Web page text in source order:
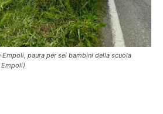
paura per sei bambini della scuola